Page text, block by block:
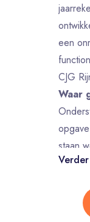
een
CJG
Waar
staan
Want
die